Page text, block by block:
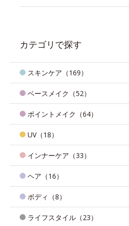
カテゴリで探す
スキンケア（169）
ベースメイク（52）
ポイントメイク（64）
UV（18）
インナーケア（33）
ヘア（16）
ボディ（8）
ライフスタイル（23）